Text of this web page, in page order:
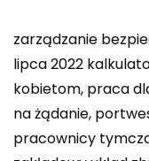
zarządzanie
lipca 2022
kobietom, praca
na żądanie,
pracownicy